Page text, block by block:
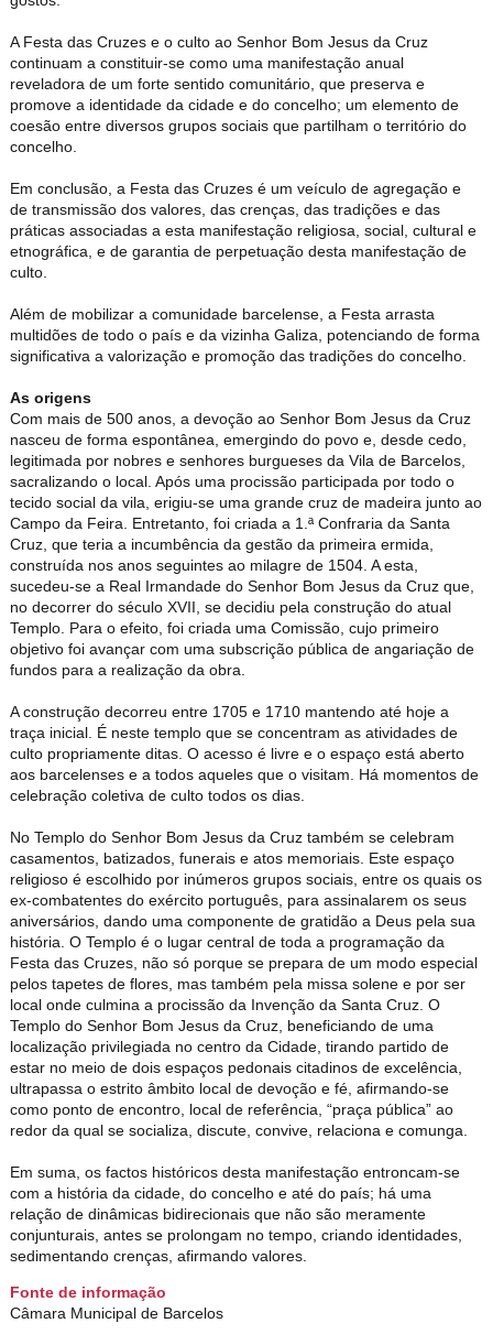
A Festa das Cruzes e o culto ao Senhor Bom Jesus da Cruz
continuam a constituir-se como uma manifestação anual
reveladora de um forte sentido comunitário, que preserva e
promove a identidade da cidade e do concelho; um elemento de
coesão entre diversos grupos sociais que partilham o território do
concelho.
Em conclusão, a Festa das Cruzes é um veículo de agregação e
de transmissão dos valores, das crenças, das tradições e das
práticas associadas a esta manifestação religiosa, social, cultural e
etnográfica, e de garantia de perpetuação desta manifestação de
culto.
Além de mobilizar a comunidade barcelense, a Festa arrasta
multidões de todo o país e da vizinha Galiza, potenciando de forma
significativa a valorização e promoção das tradições do concelho.
As origens
Com mais de 500 anos, a devoção ao Senhor Bom Jesus da Cruz
nasceu de forma espontânea, emergindo do povo e, desde cedo,
legitimada por nobres e senhores burgueses da Vila de Barcelos,
sacralizando o local. Após uma procissão participada por todo o
tecido social da vila, erigiu-se uma grande cruz de madeira junto ao
Campo da Feira. Entretanto, foi criada a 1.ª Confraria da Santa
Cruz, que teria a incumbência da gestão da primeira ermida,
construída nos anos seguintes ao milagre de 1504. A esta,
sucedeu-se a Real Irmandade do Senhor Bom Jesus da Cruz que,
no decorrer do século XVII, se decidiu pela construção do atual
Templo. Para o efeito, foi criada uma Comissão, cujo primeiro
objetivo foi avançar com uma subscrição pública de angariação de
fundos para a realização da obra.
A construção decorreu entre 1705 e 1710 mantendo até hoje a
traça inicial. É neste templo que se concentram as atividades de
culto propriamente ditas. O acesso é livre e o espaço está aberto
aos barcelenses e a todos aqueles que o visitam. Há momentos de
celebração coletiva de culto todos os dias.
No Templo do Senhor Bom Jesus da Cruz também se celebram
casamentos, batizados, funerais e atos memoriais. Este espaço
religioso é escolhido por inúmeros grupos sociais, entre os quais os
ex-combatentes do exército português, para assinalarem os seus
aniversários, dando uma componente de gratidão a Deus pela sua
história. O Templo é o lugar central de toda a programação da
Festa das Cruzes, não só porque se prepara de um modo especial
pelos tapetes de flores, mas também pela missa solene e por ser
local onde culmina a procissão da Invenção da Santa Cruz. O
Templo do Senhor Bom Jesus da Cruz, beneficiando de uma
localização privilegiada no centro da Cidade, tirando partido de
estar no meio de dois espaços pedonais citadinos de excelência,
ultrapassa o estrito âmbito local de devoção e fé, afirmando-se
como ponto de encontro, local de referência, “praça pública” ao
redor da qual se socializa, discute, convive, relaciona e comunga.
Em suma, os factos históricos desta manifestação entroncam-se
com a história da cidade, do concelho e até do país; há uma
relação de dinâmicas bidirecionais que não são meramente
conjunturais, antes se prolongam no tempo, criando identidades,
sedimentando crenças, afirmando valores.
Fonte de informação
Câmara Municipal de Barcelos